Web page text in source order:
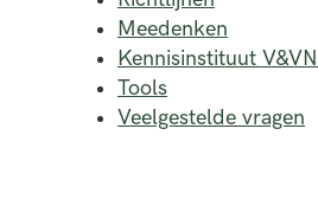
Meedenken
Kennisinstituut V&VN
Tools
Veelgestelde vragen